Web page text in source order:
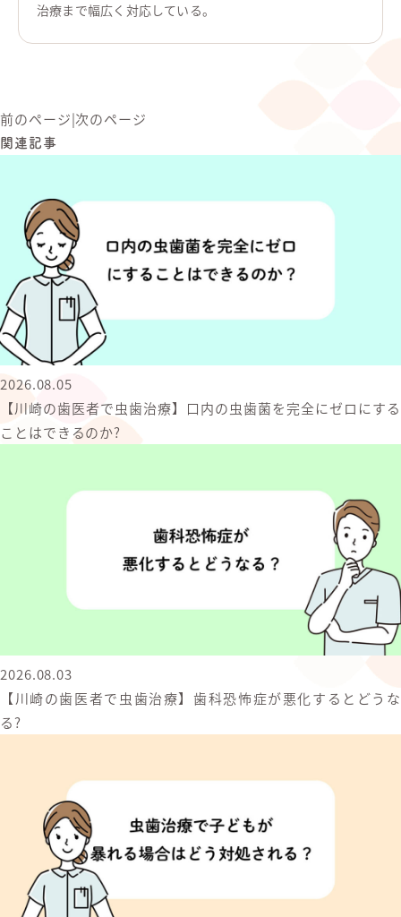
治療まで幅広く対応している。
前のページ|次のページ
関連記事
2026.08.05
【川崎の歯医者で虫歯治療】口内の虫歯菌を完全にゼロにする
ことはできるのか?
2026.08.03
【川崎の歯医者で虫歯治療】歯科恐怖症が悪化するとどうな
る?